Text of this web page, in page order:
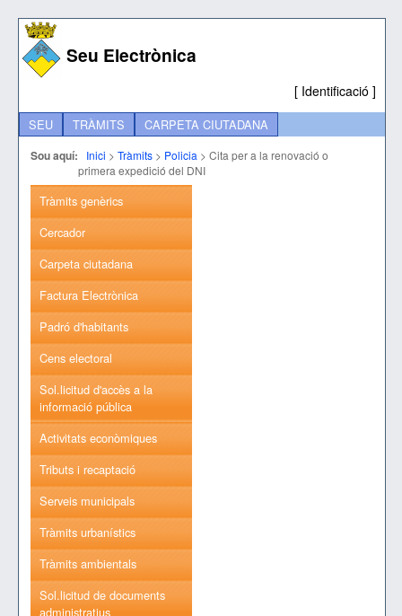
Seu Electrònica
[ Identificació ]
SEU TRÀMITS CARPETA CIUTADANA
Sou aquí: Inici > Tràmits > Policia > Cita per a la renovació o
primera expedició del DNI
Tràmits genèrics
Cercador
Carpeta ciutadana
Factura Electrònica
Padró d'habitants
Cens electoral
Sol.licitud d'accès a la
informació pública
Activitats econòmiques
Tributs i recaptació
Serveis municipals
Tràmits urbanístics
Tràmits ambientals
Sol.licitud de documents
administratius